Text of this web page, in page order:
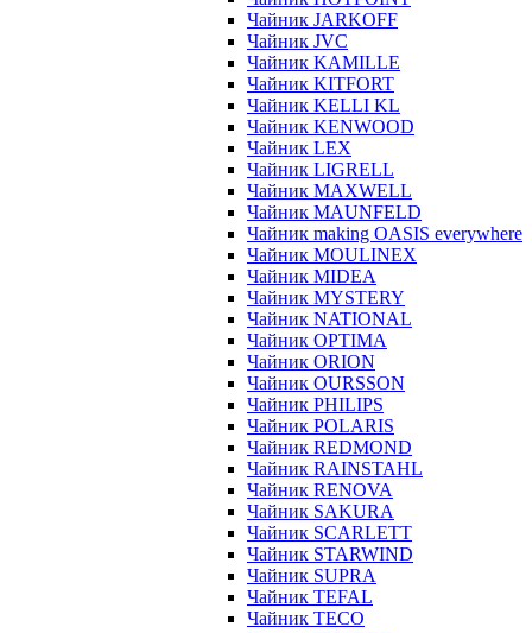
Чайник JARKOFF
Чайник JVC
Чайник KAMILLE
Чайник KITFORT
Чайник KELLI KL
Чайник KENWOOD
Чайник LEX
Чайник LIGRELL
Чайник MAXWELL
Чайник MAUNFELD
Чайник making OASIS everywhere
Чайник MOULINEX
Чайник MIDEA
Чайник MYSTERY
Чайник NATIONAL
Чайник OPTIMA
Чайник ORION
Чайник OURSSON
Чайник PHILIPS
Чайник POLARIS
Чайник REDMOND
Чайник RAINSTAHL
Чайник RENOVA
Чайник SAKURA
Чайник SCARLETT
Чайник STARWIND
Чайник SUPRA
Чайник TEFAL
Чайник TECO